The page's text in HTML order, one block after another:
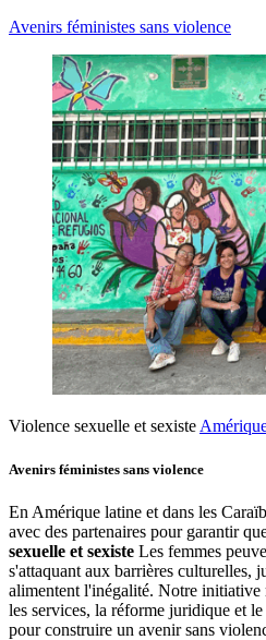
Avenirs féministes sans violence
Violence sexuelle et sexiste
Avenirs féministes sans violence
En Amérique latine et dans les
avec des partenaires pour garantir
sexuelle et sexiste Les femmes
s'attaquant aux barrières culturelles,
alimentent l'inégalité. Notre initiative
les services, la réforme juridique et
pour construire un avenir sans